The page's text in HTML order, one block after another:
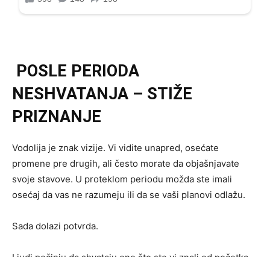
POSLE PERIODA
NESHVATANJA – STIŽE
PRIZNANJE
Vodolija je znak vizije. Vi vidite unapred, osećate
promene pre drugih, ali često morate da objašnjavate
svoje stavove. U proteklom periodu možda ste imali
osećaj da vas ne razumeju ili da se vaši planovi odlažu.
Sada dolazi potvrda.